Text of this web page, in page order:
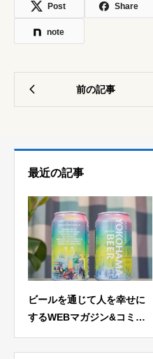
Post Share
note
最近の記事
ビールを通じて人を幸せに
するWEBマガジン&コミュ
浜セゾン缶をご紹介いただ